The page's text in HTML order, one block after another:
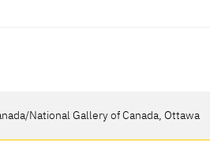
National Gallery of Canada, Ottawa